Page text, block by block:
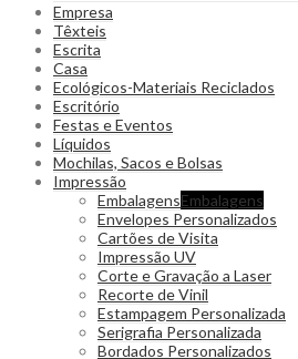
Empresa
Têxteis
Escrita
Casa
Ecológicos-Materiais Reciclados
Escritório
Festas e Eventos
Líquidos
Mochilas, Sacos e Bolsas
Impressão
EmbalagensEmbalagens
Envelopes Personalizados
Cartões de Visita
Impressão UV
Corte e Gravação a Laser
Recorte de Vinil
Estampagem Personalizada
Serigrafia Personalizada
Bordados Personalizados